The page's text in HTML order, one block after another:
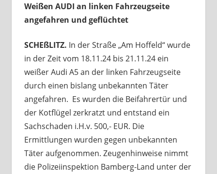
Weißen AUDI an linken Fahrzeugseite
angefahren und geflüchtet
SCHEßLITZ. In der Straße „Am Hoffeld“ wurde
in der Zeit vom 18.11.24 bis 21.11.24 ein
weißer Audi A5 an der linken Fahrzeugseite
durch einen bislang unbekannten Täter
angefahren. Es wurden die Beifahrertür und
der Kotflügel zerkratzt und entstand ein
Sachschaden i.H.v. 500,- EUR. Die
Ermittlungen wurden gegen unbekannten
Täter aufgenommen. Zeugenhinweise nimmt
die Polizeiinspektion Bamberg-Land unter der